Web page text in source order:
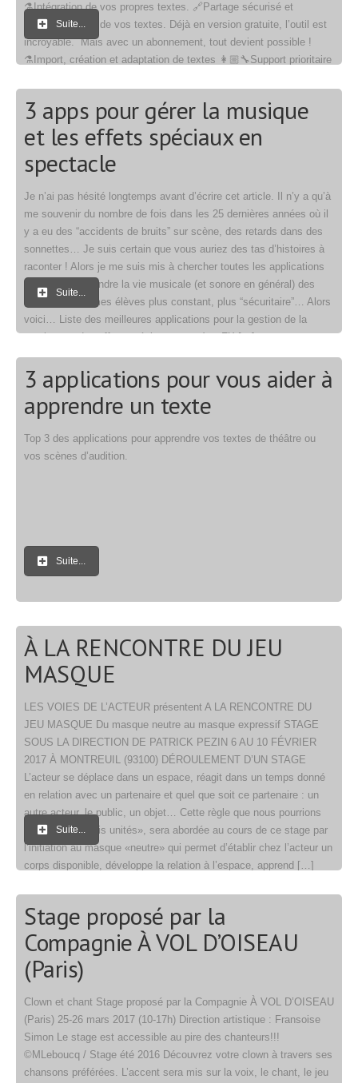
⚗️Intégration de vos propres textes. 🔗Partage sécurisé et
synchronisation de vos textes. Déjà en version gratuite, l’outil est
incroyable. Mais avec un abonnement, tout devient possible !
⚗️Import, création et adaptation de textes 👩🏼‍🔧Support prioritaire
Suite...
3 apps pour gérer la musique
et les effets spéciaux en
spectacle
Je n’ai pas hésité longtemps avant d’écrire cet article. Il n’y a qu’à
me souvenir du nombre de fois dans les 25 dernières années où il
y a eu des “accidents de bruits” sur scène, des retards dans des
sonnettes… Je suis certain que vous auriez des tas d’histoires à
raconter ! Alors je me suis mis à chercher toutes les applications
qui pourraient rendre la vie musicale (et sonore en général) des
spectacles de mes élèves plus constant, plus “sécuritaire”… Alors
voici… Liste des meilleures applications pour la gestion de la
musique et des effets spéciaux sur scène FX […]
Suite...
3 applications pour vous aider à
apprendre un texte
Top 3 des applications pour apprendre vos textes de théâtre ou
vos scènes d’audition.
Suite...
À LA RENCONTRE DU JEU
MASQUE
LES VOIES DE L’ACTEUR présentent A LA RENCONTRE DU
JEU MASQUE Du masque neutre au masque expressif STAGE
SOUS LA DIRECTION DE PATRICK PEZIN 6 AU 10 FÉVRIER
2017 À MONTREUIL (93100) DÉROULEMENT D’UN STAGE
L’acteur se déplace dans un espace, réagit dans un temps donné
en relation avec un partenaire et quel que soit ce partenaire : un
autre acteur, le public, un objet… Cette règle que nous pourrions
appeler des «trois unités», sera abordée au cours de ce stage par
l’initiation au masque «neutre» qui permet d’établir chez l’acteur un
corps disponible, développe la relation à l’espace, apprend […]
Suite...
Stage proposé par la
Compagnie À VOL D’OISEAU
(Paris)
Clown et chant Stage proposé par la Compagnie À VOL D’OISEAU
(Paris) 25-26 mars 2017 (10-17h) Direction artistique : Fransoise
Simon Le stage est accessible au pire des chanteurs!!!
©MLeboucq / Stage été 2016 Découvrez votre clown à travers ses
chansons préférées. L’accent sera mis sur la voix, le chant, le jeu